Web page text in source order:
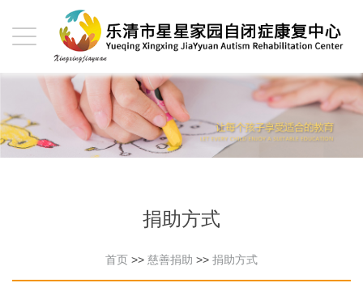
捐助方式
首页 >> 慈善捐助 >> 捐助方式